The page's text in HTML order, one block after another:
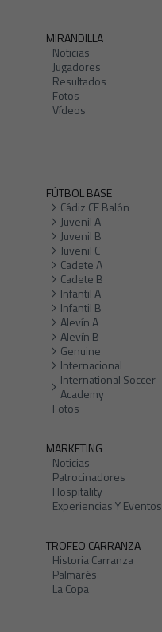
MIRANDILLA
Noticias
Jugadores
Resultados
Fotos
Vídeos
FÚTBOL BASE
Cádiz CF Balón
Juvenil A
Juvenil B
Juvenil C
Cadete A
Cadete B
Infantil A
Infantil B
Alevín A
Alevín B
Genuine
Internacional
International Soccer
Academy
Fotos
MARKETING
Noticias
Patrocinadores
Hospitality
Experiencias Y Eventos
TROFEO CARRANZA
Historia Carranza
Palmarés
La Copa